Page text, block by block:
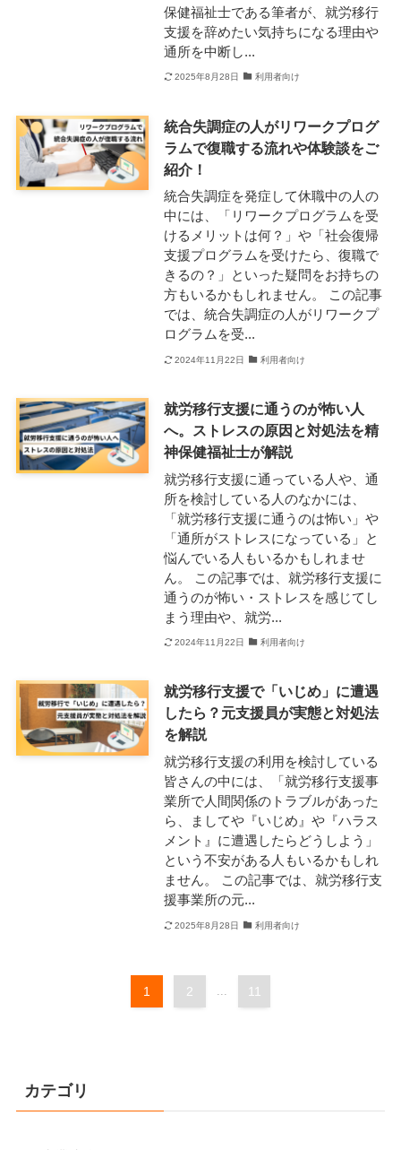
保健福祉士である筆者が、就労移行
支援を辞めたい気持ちになる理由や
通所を中断し...
2025年8月28日 利用者向け
統合失調症の人がリワークプログ
ラムで復職する流れや体験談をご
紹介！
統合失調症を発症して休職中の人の
中には、「リワークプログラムを受
けるメリットは何？」や「社会復帰
支援プログラムを受けたら、復職で
きるの？」といった疑問をお持ちの
方もいるかもしれません。 この記事
では、統合失調症の人がリワークプ
ログラムを受...
2024年11月22日 利用者向け
就労移行支援に通うのが怖い人
へ。ストレスの原因と対処法を精
神保健福祉士が解説
就労移行支援に通っている人や、通
所を検討している人のなかには、
「就労移行支援に通うのは怖い」や
「通所がストレスになっている」と
悩んでいる人もいるかもしれませ
ん。 この記事では、就労移行支援に
通うのが怖い・ストレスを感じてし
まう理由や、就労...
2024年11月22日 利用者向け
就労移行支援で「いじめ」に遭遇
したら？元支援員が実態と対処法
を解説
就労移行支援の利用を検討している
皆さんの中には、「就労移行支援事
業所で人間関係のトラブルがあった
ら、ましてや『いじめ』や『ハラス
メント』に遭遇したらどうしよう」
という不安がある人もいるかもしれ
ません。 この記事では、就労移行支
援事業所の元...
2025年8月28日 利用者向け
1 2 11
カテゴリ